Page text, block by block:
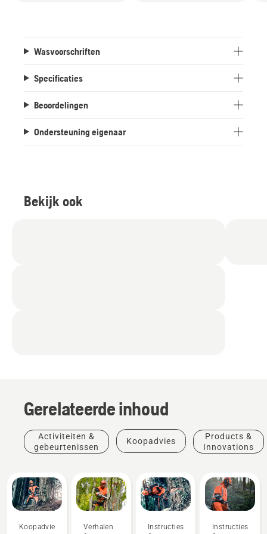
Wasvoorschriften
Specificaties
Beoordelingen
Ondersteuning eigenaar
Bekijk ook
Gerelateerde inhoud
Activiteiten &
gebeurtenissen
Koopadvies
Products &
Innovations
Koopadvies
Verhalen
Products
Instructies's
Instructies's